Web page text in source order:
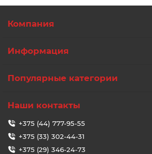
Компания
Информация
Популярные категории
Наши контакты
+375 (44) 777-95-55
+375 (33) 302-44-31
+375 (29) 346-24-73